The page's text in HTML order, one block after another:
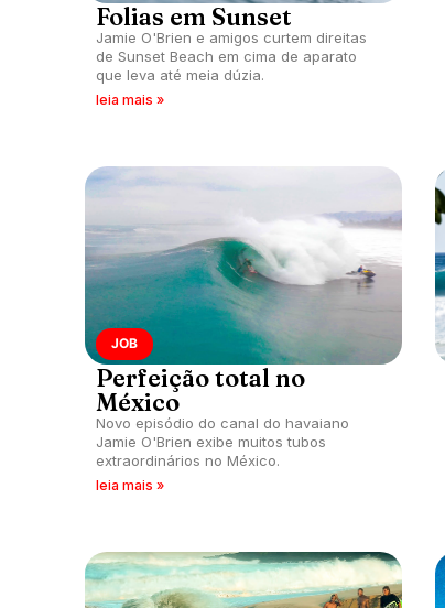
Folias em Sunset
Jamie O'Brien e amigos curtem direitas
de Sunset Beach em cima de aparato
que leva até meia dúzia.
leia mais »
JOB
Perfeição total no
México
Novo episódio do canal do havaiano
Jamie O'Brien exibe muitos tubos
extraordinários no México.
leia mais »